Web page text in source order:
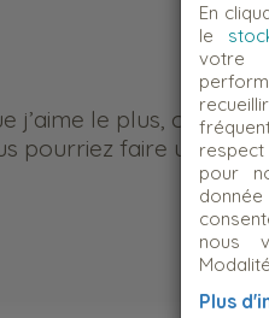
j’aime le plus, c’est
pourriez faire une
En
le
votre
pour
nous
Plus